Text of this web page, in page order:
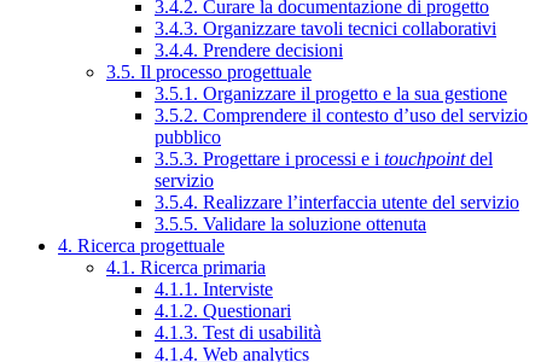
3.4.2. Curare la documentazione di progetto
3.4.3. Organizzare tavoli tecnici collaborativi
3.4.4. Prendere decisioni
3.5. Il processo progettuale
3.5.1. Organizzare il progetto e la sua gestione
3.5.2. Comprendere il contesto d’uso del servizio
pubblico
3.5.3. Progettare i processi e i touchpointdel
servizio
3.5.4. Realizzare l’interfaccia utente del servizio
3.5.5. Validare la soluzione ottenuta
4. Ricerca progettuale
4.1. Ricerca primaria
4.1.1. Interviste
4.1.2. Questionari
4.1.3. Test di usabilità
4.1.4. Web analytics